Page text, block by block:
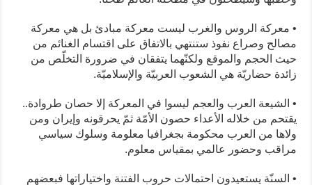
• معركة الروس والغرب ليست معركة مبادئ بل هي معركة
مصالح وصراع نفوذ ستنتهي بالاتفاق على اقتسام الغنائم من
حيث الحجم والموقع ولكنّهما يتفقان في ضرورة التخلّص من
زائدة حضاريّة هي الشعوب العربيّة والإسلاميّة.
• الشيعة العرب والعجم ليسوا في المعركة إلا حصان طروادة..
يقتحم من خلاله الأعداء حصون الأمّة ثمّ يحرقونه وإيران ومن
ولاها من العرب محكومة بجغرافيا معلومة وسلوك سياسي
مراقب وحضور عالمي بمقياس معلوم.
• السنّة يستعيدون احتمالات حروب الفتنة واختياراتها فبعضهم